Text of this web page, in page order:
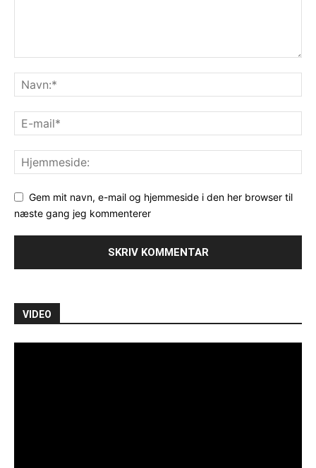
Gem mit navn, e-mail og hjemmeside i den her browser til
næste gang jeg kommenterer
VIDEO